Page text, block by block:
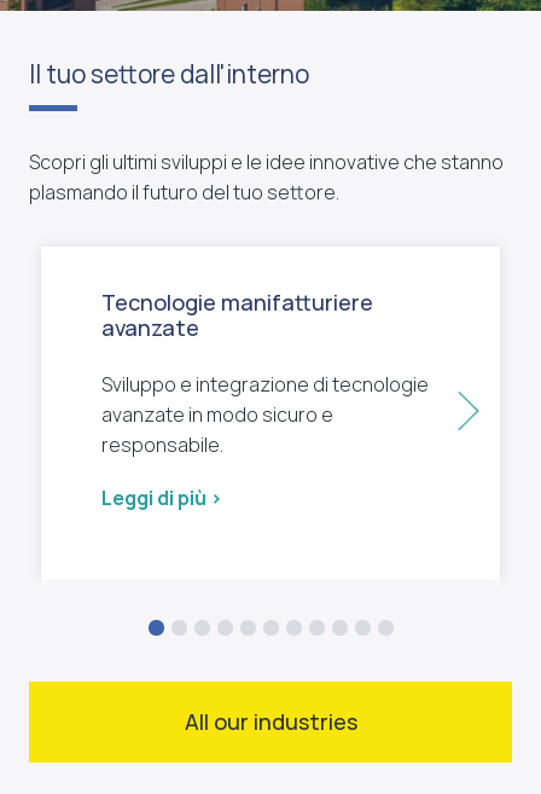
Il tuo settore dall'interno
Scopri gli ultimi sviluppi e le idee innovative che stanno
plasmando il futuro del tuo settore.
Tecnologie manifatturiere
avanzate
Sviluppo e integrazione di tecnologie
avanzate in modo sicuro e
responsabile.
Leggi di più >
All our industries